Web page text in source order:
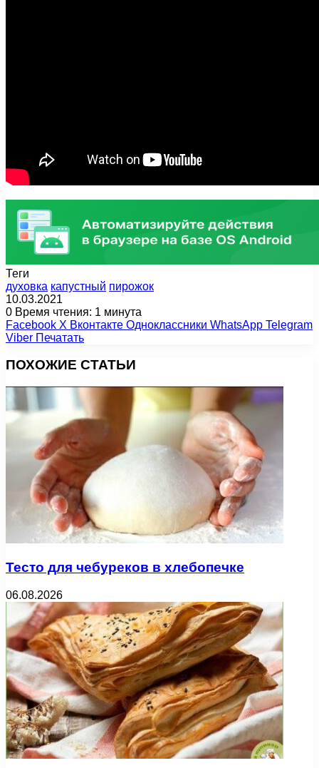
Теги
духовка капустный пирожок
10.03.2021
0 Время чтения: 1 минута
Facebook X Вконтакте Одноклассники WhatsApp Telegram
Viber Печатать
ПОХОЖИЕ СТАТЬИ
Тесто для чебуреков в хлебопечке
06.08.2026